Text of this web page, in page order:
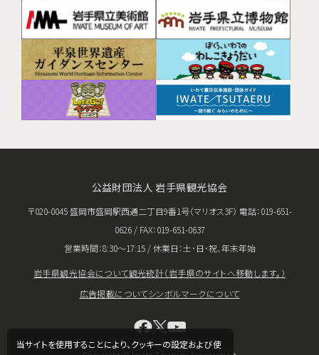
当サイトを使用することにより、クッキーの設定および使
公益財団法人 岩手県観光協会
〒020-0045 盛岡市盛岡駅西通二丁目9番1号（マリオス3F） 電話：019-651-
0626 / FAX：019-651-0637
営業時間：8:30〜17:15 / 休業日：土･日･祝、年末年始
岩手県観光協会について観光統計（岩手県のサイトへ移動します。）
広告掲載についてシンボルマークについて